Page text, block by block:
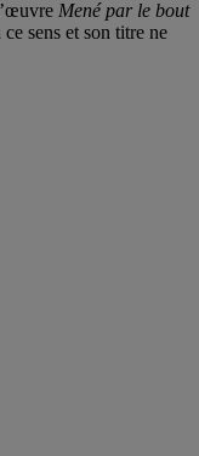
Mené par le bout
sens et son titre ne